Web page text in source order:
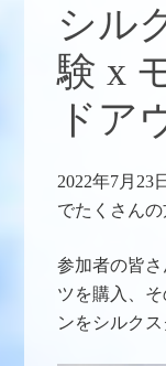
シル
験 x
ドア
2022年7月23
でたくさんの
参加者の皆
ツを購入、
ンをシルク